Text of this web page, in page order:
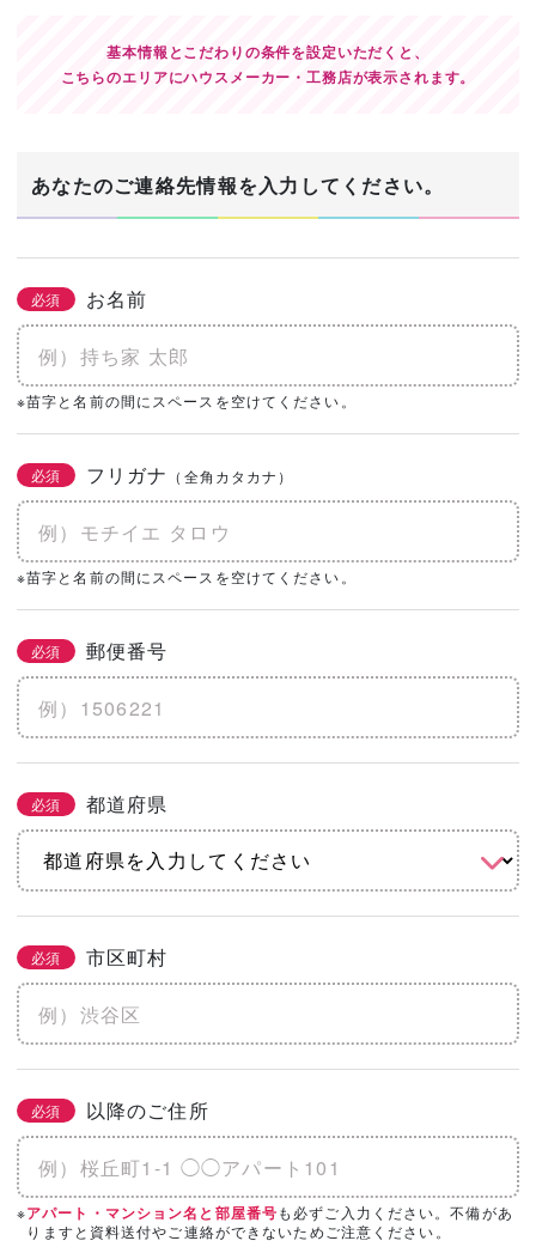
基本情報とこだわりの条件を設定いただくと、
こちらのエリアにハウスメーカー・工務店が表示されます。
あなたのご連絡先情報を入力してください。
必須 お名前
※苗字と名前の間にスペースを空けてください。
必須 フリガナ （全角カタカナ）
※苗字と名前の間にスペースを空けてください。
必須 郵便番号
必須 都道府県
必須 市区町村
必須 以降のご住所
※アパート・マンション名と部屋番号も必ずご入力ください。不備があ
りますと資料送付やご連絡ができないためご注意ください。